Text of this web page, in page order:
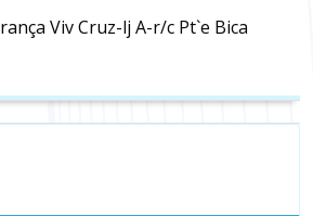
Viv Cruz-lj A-r/c Pt`e Bica